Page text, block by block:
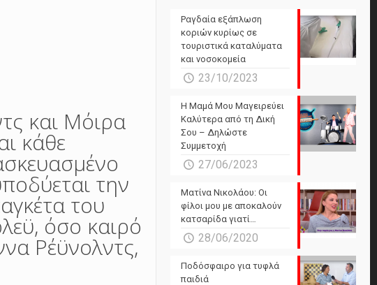
και Μόιρα
κάθε
την
του
όσο καιρό
Ρέϋνολντς,
Ραγδαία εξάπλωση
κοριών κυρίως σε
τουριστικά καταλύματα
και νοσοκομεία
23/10/2023
Η Μαμά Μου Μαγειρεύει
Καλύτερα από τη Δική
Σου – Δηλώστε
Συμμετοχή
27/06/2023
Ματίνα Νικολάου: Οι
φίλοι μου με αποκαλούν
κατσαρίδα γιατί…
28/06/2020
Ποδόσφαιρο για τυφλά
παιδιά